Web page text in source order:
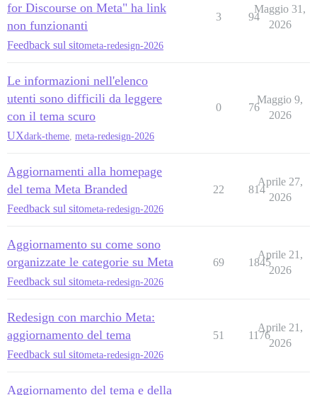
for Discourse on Meta" ha link
non funzionanti
Feedback sul sitometa-redesign-2026
3 94
Maggio 31,
2026
Le informazioni nell'elenco
utenti sono difficili da leggere
con il tema scuro
UXdark-theme meta-redesign-2026
0 76
Maggio 9,
2026
Aggiornamenti alla homepage
del tema Meta Branded
Feedback sul sitometa-redesign-2026
22 814
Aprile 27,
2026
Aggiornamento su come sono
organizzate le categorie su Meta
Feedback sul sitometa-redesign-2026
69 1845
Aprile 21,
2026
Redesign con marchio Meta:
aggiornamento del tema
Feedback sul sitometa-redesign-2026
51 1176
Aprile 21,
2026
Aggiornamento del tema e della